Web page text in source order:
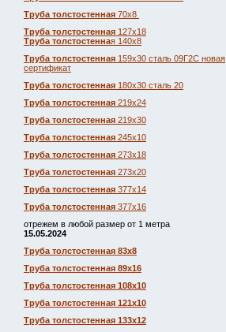
Труба толстостенная 70х8
Труба толстостенная 127х18
Труба толстостенная 140х8
Труба толстостенная 159х30 сталь 09Г2С новая
сертификат
Труба толстостенная 180х30 сталь 20
Труба толстостенная 219х24
Труба толстостенная 219х30
Труба толстостенная 245х10
Труба толстостенная 273х18
Труба толстостенная 273х20
Труба толстостенная 377х14
Труба толстостенная 377х16
отрежем в любой размер от 1 метра
15.05.2024
Труба толстостенная 83х8
Труба толстостенная 89х16
Труба толстостенная 108х10
Труба толстостенная 121х10
Труба толстостенная 133х12